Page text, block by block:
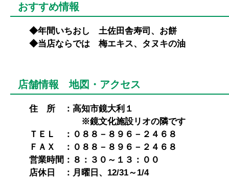
おすすめ情報
◆年間いちおし 土佐田舎寿司、お餅
◆当店ならでは 梅エキス、タヌキの油
店舗情報 地図・アクセス
住 所 ：高知市鏡大利１
※鏡文化施設リオの隣です
ＴＥＬ ：０８８－８９６－２４６８
ＦＡＸ ：０８８－８９６－２４６８
営業時間：８：３０～１３：００
店休日 ：月曜日、12/31～1/4